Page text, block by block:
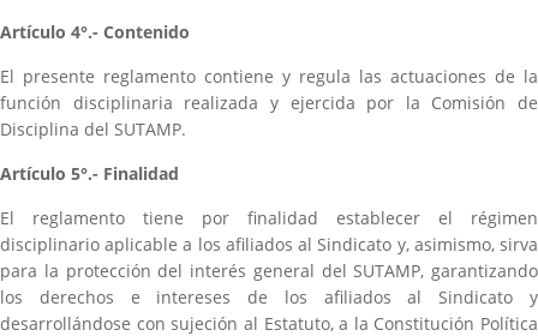
Artículo 4°.- Contenido
El presente reglamento contiene y regula las actuaciones de la
función disciplinaria realizada y ejercida por la Comisión de
Disciplina del SUTAMP.
Artículo 5°.- Finalidad
El reglamento tiene por finalidad establecer el régimen
disciplinario aplicable a los afiliados al Sindicato y, asimismo, sirva
para la protección del interés general del SUTAMP, garantizando
los derechos e intereses de los afiliados al Sindicato y
desarrollándose con sujeción al Estatuto, a la Constitución Política